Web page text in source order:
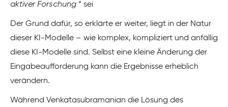
aktiver Forschung ” sei
Der Grund dafür, so erklärte er weiter, liegt in der Natur
dieser KI-Modelle – wie komplex, kompliziert und anfällig
diese KI-Modelle sind. Selbst eine kleine Änderung der
Eingabeaufforderung kann die Ergebnisse erheblich
verändern.
Während Venkatasubramanian die Lösung des